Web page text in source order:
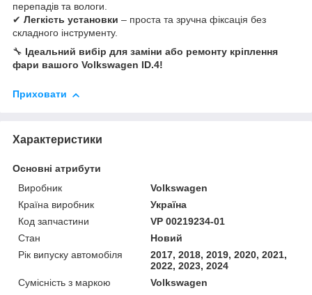
перепадів та вологи.
✔ Легкість установки – проста та зручна фіксація без
складного інструменту.
🔧 Ідеальний вибір для заміни або ремонту кріплення
фари вашого Volkswagen ID.4!
Приховати
Характеристики
Основні атрибути
Виробник
Volkswagen
Країна виробник
Україна
Код запчастини
VP 00219234-01
Стан
Новий
Рік випуску автомобіля
2017, 2018, 2019, 2020, 2021,
2022, 2023, 2024
Сумісність з маркою
Volkswagen